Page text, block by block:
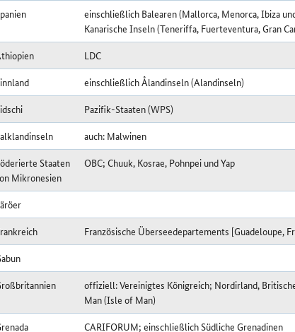
einschließlich Balearen (Mallorca, Menorca, Ibiza
Kanarische Inseln (Teneriffa, Fuerteventura, Gran
LDC
einschließlich Ålandinseln (Alandinseln)
Pazifik-Staaten (WPS)
auch: Malwinen
Staaten
Mikronesien
OBC; Chuuk, Kosrae, Pohnpei und Yap
Französische Überseedepartements [Guadeloupe,
offiziell: Vereinigtes Königreich; Nordirland,
Man (Isle of Man)
CARIFORUM; einschließlich Südliche Grenadinen